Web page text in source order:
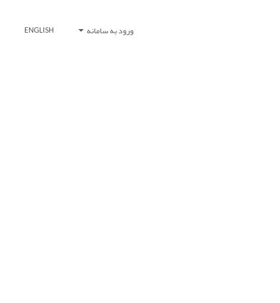
ورود به سامانه ENGLISH